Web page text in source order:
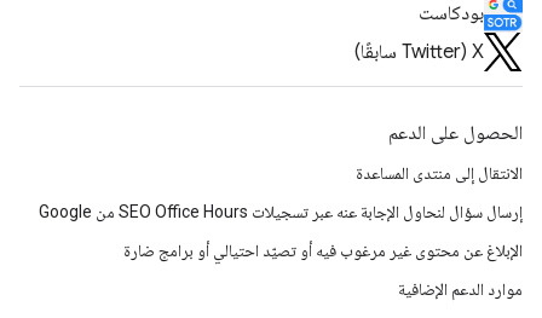
بودكاست
‫X ‏(Twitter سابقًا)
الحصول على الدعم
الانتقال إلى منتدى المساعدة
إرسال سؤال لنحاول الإجابة عنه عبر تسجيلات SEO Office Hours من Google
الإبلاغ عن محتوى غير مرغوب فيه أو تصيّد احتيالي أو برامج ضارة
موارد الدعم الإضافية